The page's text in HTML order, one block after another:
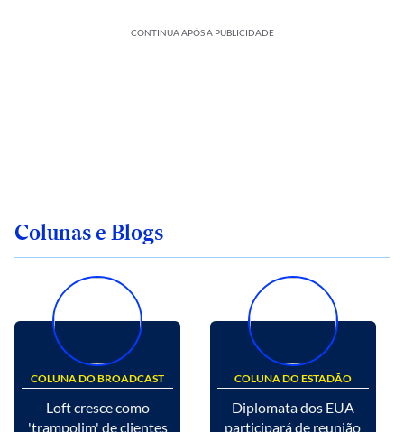
CONTINUA APÓS A PUBLICIDADE
Colunas e Blogs
COLUNA DO BROADCAST
Loft cresce como
'trampolim' de clientes
COLUNA DO ESTADÃO
Diplomata dos EUA
participará de reunião